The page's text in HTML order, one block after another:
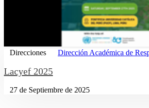
Direcciones Dirección Académica de
Lacyef 2025
27 de Septiembre de 2025